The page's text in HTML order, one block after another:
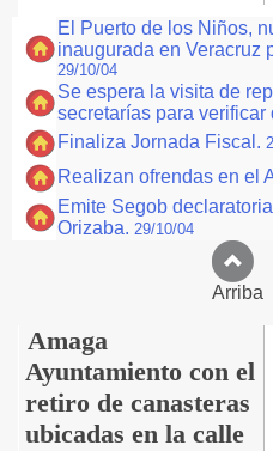
El Puerto de los Niños,
inaugurada en Veracruz
29/10/04
Se espera la visita de
secretarías para verificar
Finaliza Jornada Fiscal.
Realizan ofrendas en el
Emite Segob
Orizaba. 29/10/04
Amaga
Ayuntamiento con el
retiro de canasteras
ubicadas en la calle